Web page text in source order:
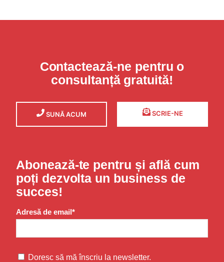
Contactează-ne pentru o
consultanță gratuită!
SUNĂ ACUM SCRIE-NE
Abonează-te pentru și află cum
poți dezvolta un business de
succes!
Adresă de email*
Doresc să mă înscriu la newsletter.